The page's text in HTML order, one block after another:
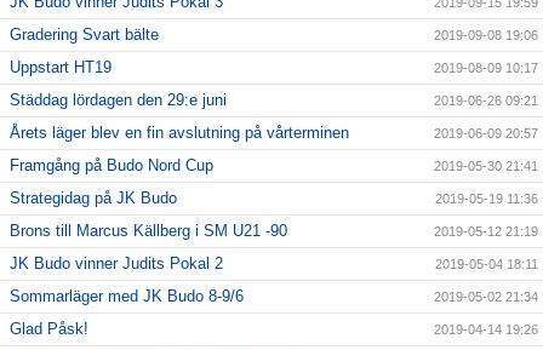
Gradering Svart bälte 2019-09-08 19:06
Uppstart HT19 2019-08-09 10:17
Städdag lördagen den 29:e juni 2019-06-26 09:21
Årets läger blev en fin avslutning på vårterminen 2019-06-09 20:57
Framgång på Budo Nord Cup 2019-05-30 21:41
Strategidag på JK Budo 2019-05-19 11:36
Brons till Marcus Källberg i SM U21 -90 2019-05-12 21:19
JK Budo vinner Judits Pokal 2 2019-05-04 18:11
Sommarläger med JK Budo 8-9/6 2019-05-02 21:34
Glad Påsk! 2019-04-14 19:26